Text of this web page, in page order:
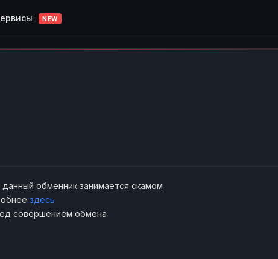
NEW
обменник занимается скамом
здесь
совершением обмена